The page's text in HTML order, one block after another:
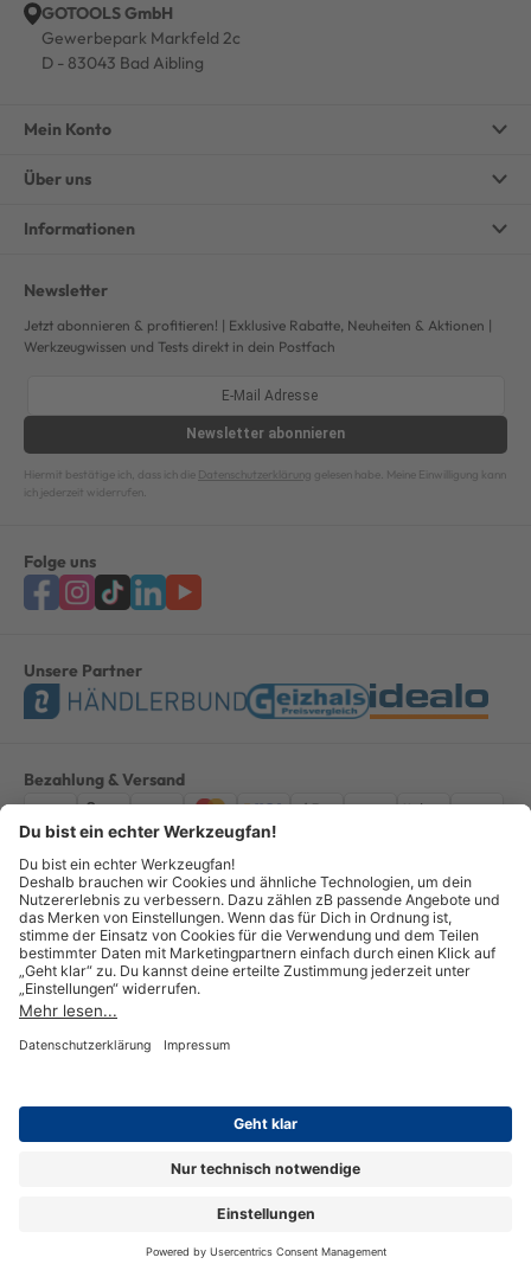
GOTOOLS GmbH
Gewerbepark Markfeld 2c
D - 83043 Bad Aibling
Mein Konto
Über uns
Informationen
Newsletter
Jetzt abonnieren & profitieren! | Exklusive Rabatte, Neuheiten & Aktionen |
Werkzeugwissen und Tests direkt in dein Postfach
Newsletter abonnieren
Hiermit bestätige ich, dass ich die Datenschutzerklärung gelesen habe. Meine Einwilligung kann
ich jederzeit widerrufen.
Folge uns
Unsere Partner
Bezahlung & Versand
ImpressumAGBDatenschutzWiderruf Vertrag widerrufen
Alle Preise verstehen sich inkl. ges. MwSt. *Kostenloser Versand innerhalb
Deutschlands, bei Bestellungen ab 100,00 Euro.
© Copyright 2026 GOTOOLS GmbH - Alle Rechte vorbehalten. powered by
createyourtemplate